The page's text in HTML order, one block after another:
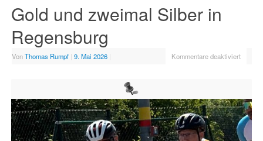
Gold und zweimal Silber in
Regensburg
VonThomas Rumpf | 9. Mai 2026 | Kommentare deaktiviert